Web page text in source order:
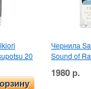
20
Чернила
Sound of
1980 р.